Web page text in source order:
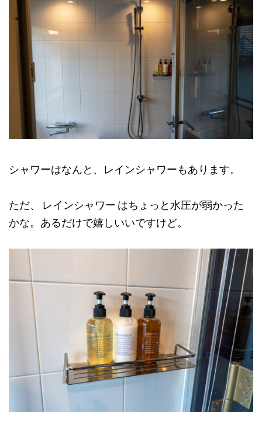
シャワーはなんと、レインシャワーもあります。
ただ、 レインシャワー はちょっと水圧が弱かった
かな。あるだけで嬉しいいですけど。